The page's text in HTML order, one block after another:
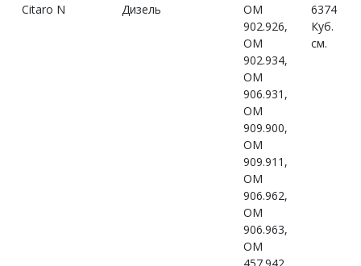
Citaro N Дизель
OM
902.926,
OM
902.934,
OM
906.931,
OM
909.900,
OM
909.911,
OM
906.962,
OM
906.963,
OM
6374
Куб.
см.